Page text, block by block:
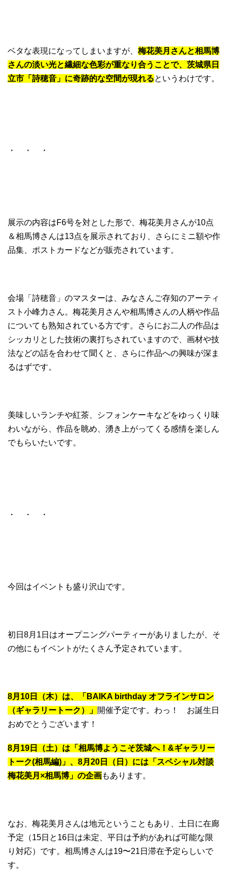
ベタな表現になってしまいますが、 梅花美月さんと相馬博
さんの淡い光と繊細な色彩が重なり合うことで、茨城県日
立市「詩穂音」に奇跡的な空間が現れるというわけです。
・ ・ ・
展示の内容はF6号を対とした形で、梅花美月さんが10点
＆相馬博さんは13点を展示されており、さらにミニ額や作
品集、ポストカードなどが販売されています。
会場「詩穂音」のマスターは、みなさんご存知のアーティ
スト小峰力さん。梅花美月さんや相馬博さんの人柄や作品
についても熟知されている方です。さらにお二人の作品は
シッカリとした技術の裏打ちされていますので、画材や技
法などの話を合わせて聞くと、さらに作品への興味が深ま
るはずです。
美味しいランチや紅茶、シフォンケーキなどをゆっくり味
わいながら、作品を眺め、湧き上がってくる感情を楽しん
でもらいたいです。
・ ・ ・
今回はイベントも盛り沢山です。
初日8月1日はオープニングパーティーがありましたが、そ
の他にもイベントがたくさん予定されています。
8月10日（木）は、「BAIKA birthday オフラインサロン
（ギャラリートーク）」 開催予定です。わっ！ お誕生日
おめでとうございます！
8月19日（土）は「相馬博ようこそ茨城へ！&ギャラリー
トーク(相馬編)」、8月20日（日）には「スペシャル対談
梅花美月×相馬博」の企画もあります。
なお、梅花美月さんは地元ということもあり、土日に在廊
予定（15日と16日は未定、平日は予約があれば可能な限
り対応）です。相馬博さんは19〜21日滞在予定らしいで
す。